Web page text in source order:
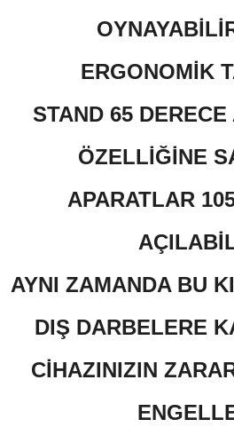
ERGONOMİK
STAND 65
ÖZELLİĞİNE
APARATLAR
AYNI ZAMANDA BU
DIŞ DARBELERE
CİHAZINIZIN